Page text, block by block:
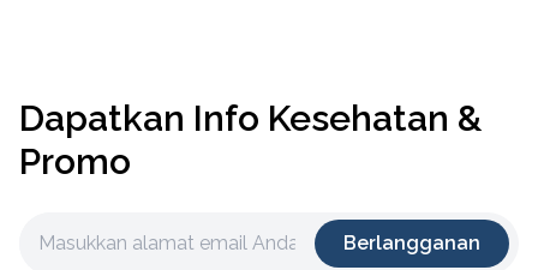
Dapatkan Info Kesehatan &
Promo
Berlangganan